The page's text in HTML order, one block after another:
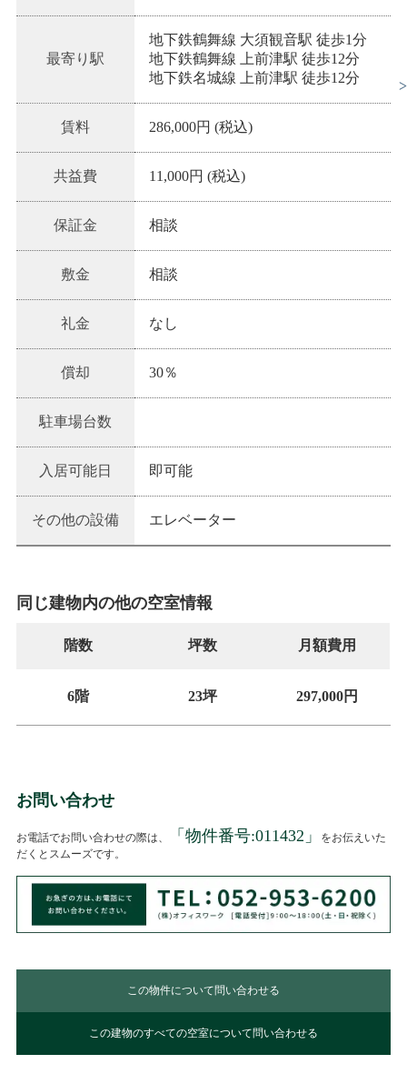
最寄り駅
地下鉄鶴舞線 大須観音駅 徒歩1分
地下鉄鶴舞線 上前津駅 徒歩12分
地下鉄名城線 上前津駅 徒歩12分
賃料 286,000円 (税込)
共益費 11,000円 (税込)
保証金 相談
敷金 相談
礼金 なし
償却 30％
駐車場台数
入居可能日 即可能
その他の設備 エレベーター
同じ建物内の他の空室情報
階数 坪数 月額費用
6階 23坪 297,000円
お問い合わせ
お電話でお問い合わせの際は、 「物件番号:011432 」
をお伝えいた
だくとスムーズです。
この物件について問い合わせる
この建物のすべての空室について問い合わせる